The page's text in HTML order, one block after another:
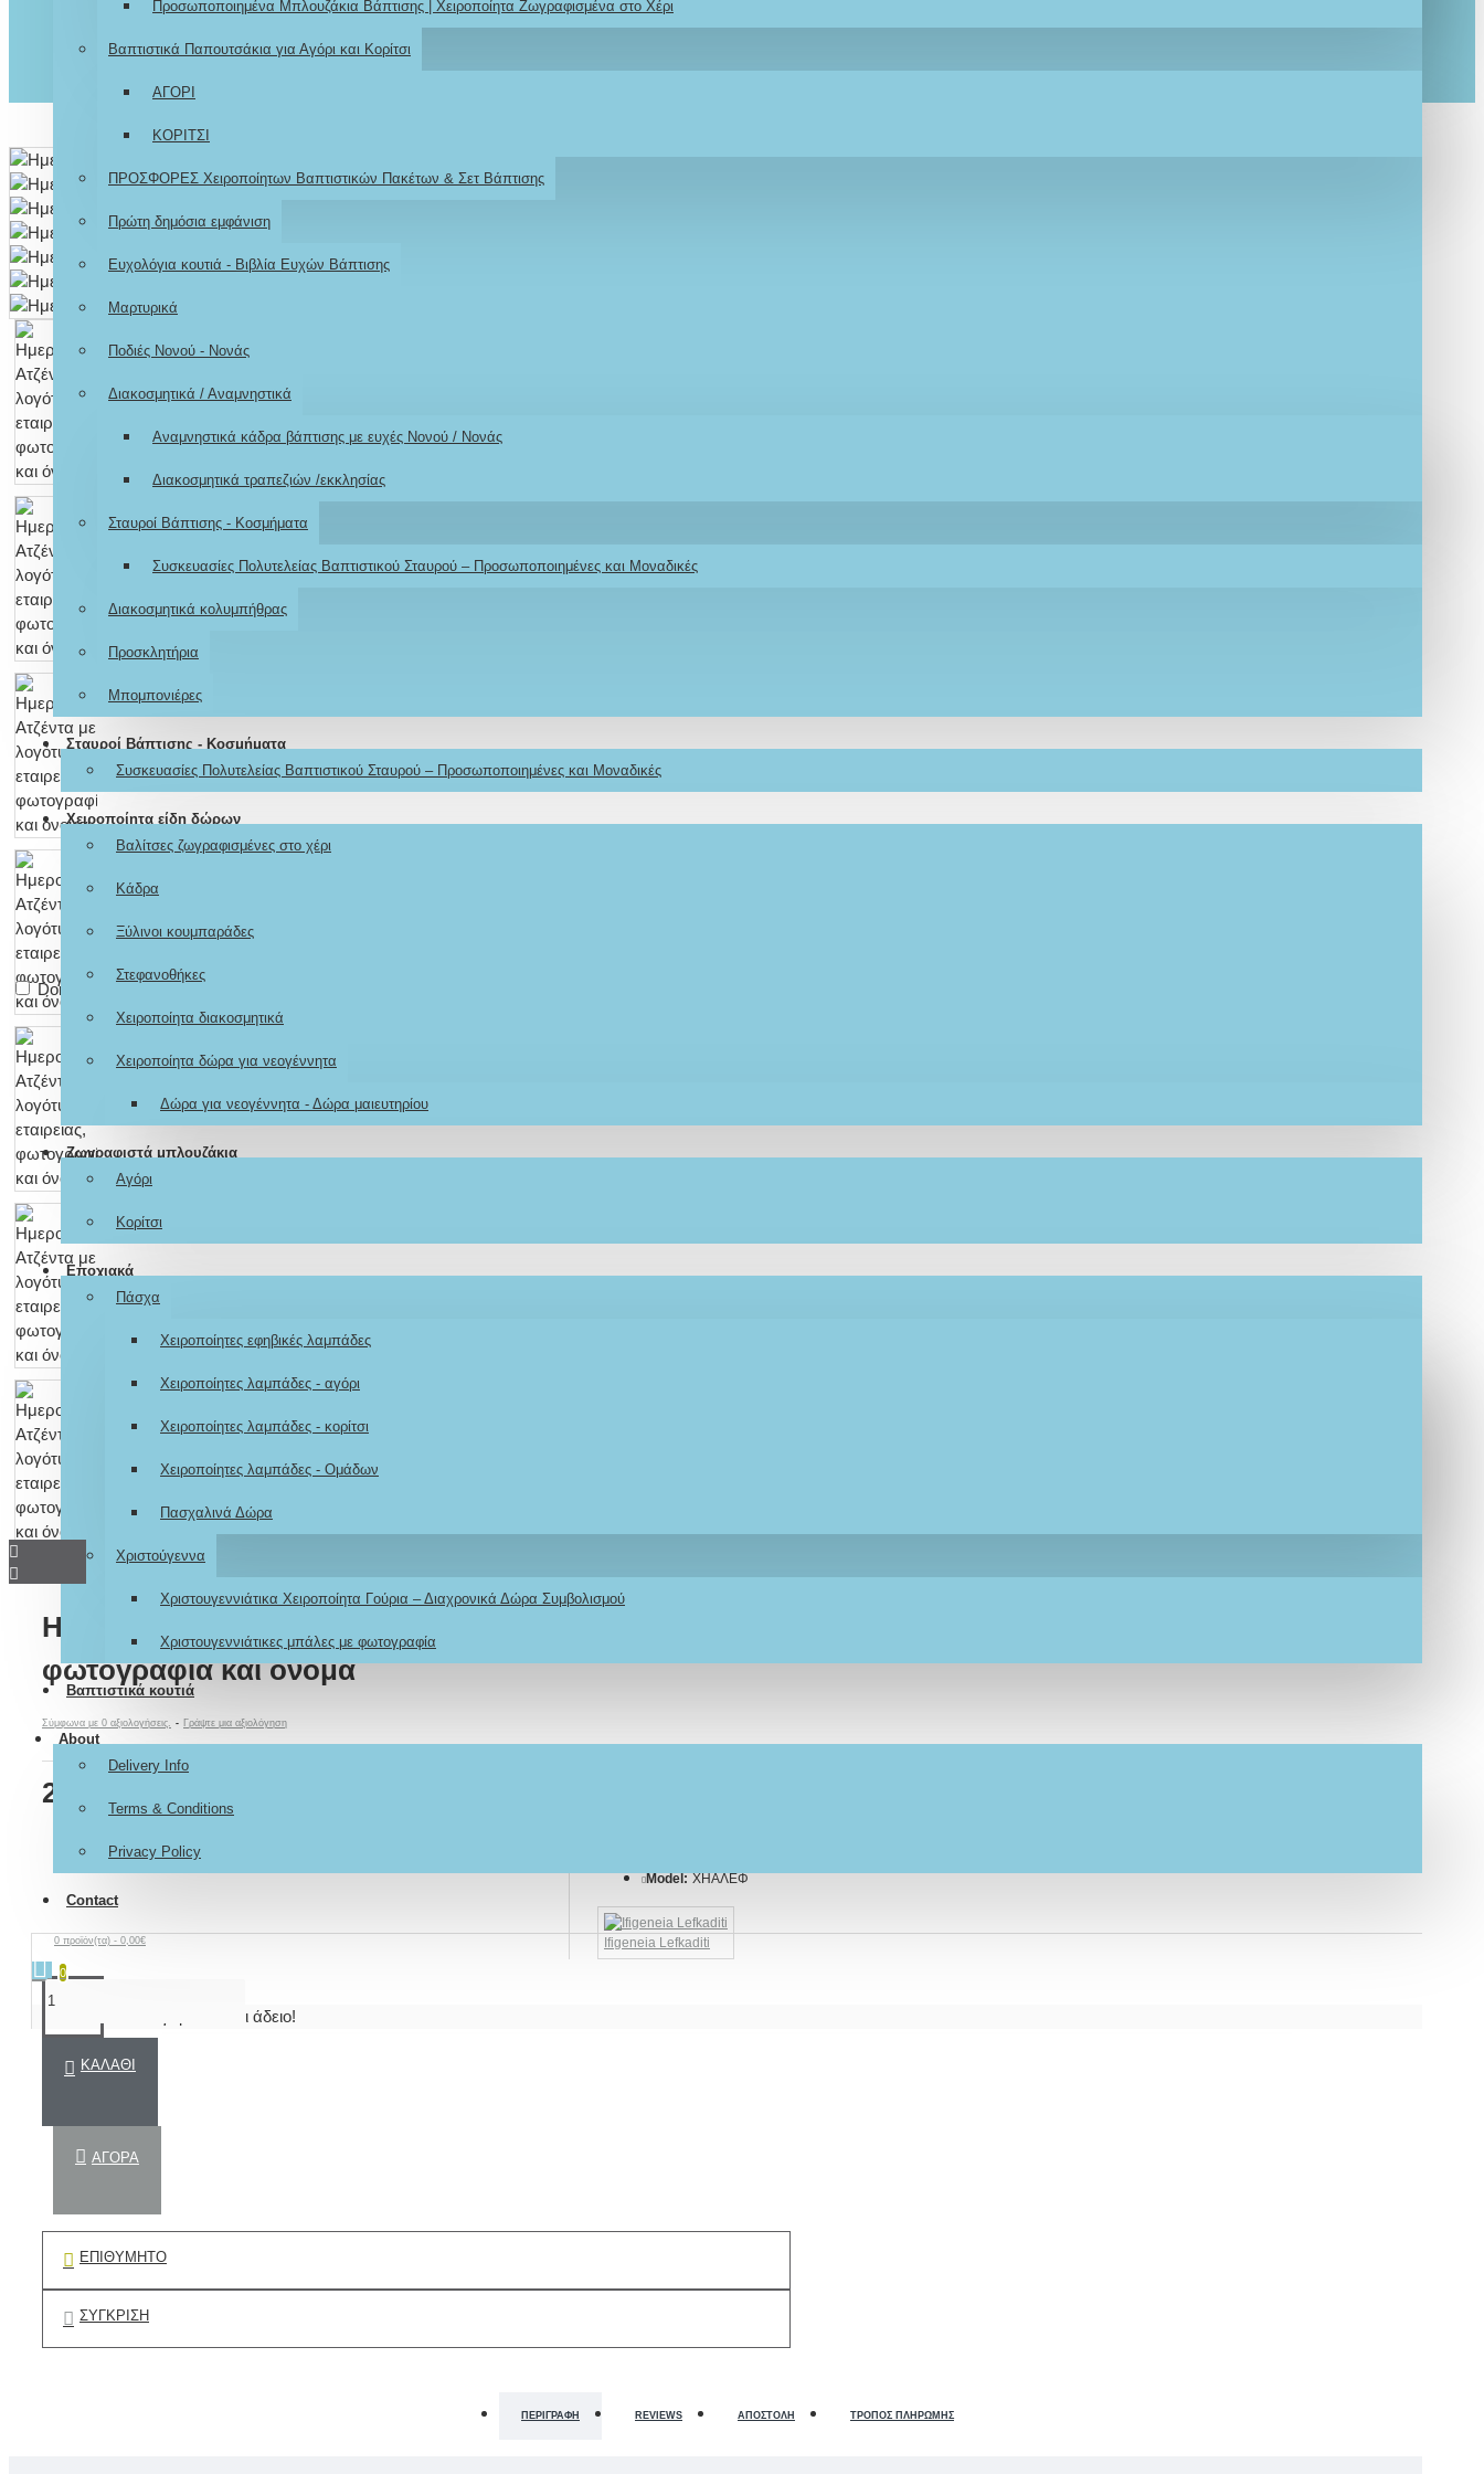
Don't show again.
Προσωποποιημένα Μπλουζάκια Βάπτισης | Χειροποίητα Ζωγραφισμένα στο Χέρι
Βαπτιστικά Παπουτσάκια για Αγόρι και Κορίτσι
ΑΓΟΡΙ
ΚΟΡΙΤΣΙ
ΠΡΟΣΦΟΡΕΣ Χειροποίητων Βαπτιστικών Πακέτων & Σετ Βάπτισης
Πρώτη δημόσια εμφάνιση
Ευχολόγια κουτιά - Βιβλία Ευχών Βάπτισης
Μαρτυρικά
Ποδιές Νονού - Νονάς
Διακοσμητικά / Αναμνηστικά
Αναμνηστικά κάδρα βάπτισης με ευχές Νονού / Νονάς
Διακοσμητικά τραπεζιών /εκκλησίας
Σταυροί Βάπτισης - Κοσμήματα
Συσκευασίες Πολυτελείας Βαπτιστικού Σταυρού – Προσωποποιημένες και Μοναδικές
Διακοσμητικά κολυμπήθρας
Προσκλητήρια
Μπομπονιέρες
Σταυροί Βάπτισης - Κοσμήματα
Συσκευασίες Πολυτελείας Βαπτιστικού Σταυρού – Προσωποποιημένες και Μοναδικές
Χειροποίητα είδη δώρων
Βαλίτσες ζωγραφισμένες στο χέρι
Κάδρα
Ξύλινοι κουμπαράδες
Στεφανοθήκες
Χειροποίητα διακοσμητικά
Χειροποίητα δώρα για νεογέννητα
Δώρα για νεογέννητα - Δώρα μαιευτηρίου
Ζωγραφιστά μπλουζάκια
Αγόρι
Κορίτσι
Εποχιακά
Πάσχα
Χειροποίητες εφηβικές λαμπάδες
Χειροποίητες λαμπάδες - αγόρι
Χειροποίητες λαμπάδες - κορίτσι
Χειροποίητες λαμπάδες - Ομάδων
Πασχαλινά Δώρα
Χριστούγεννα
Χριστουγεννιάτικα Χειροποίητα Γούρια – Διαχρονικά Δώρα Συμβολισμού
Χριστουγεννιάτικες μπάλες με φωτογραφία
Βαπτιστικά κουτιά
About
Delivery Info
Terms & Conditions
Privacy Policy
Contact
0 προϊόν(τα) - 0,00€
0
Το καλάθι αγορών είναι άδειο!
Για το προϊόν
Ημερολόγιο Ατζέντα με λογότυπο εταιρείας,
φωτογραφία και όνομα
Σύμφωνα με 0 αξιολογήσεις. - Γράψτε μια αξιολόγηση
25,00€
Model: ΧΗΑΛΕΦ
Ifigeneia Lefkaditi
ΚΑΛΆΘΙ
ΑΓΟΡΆ
ΕΠΙΘΥΜΗΤΌ
ΣΎΓΚΡΙΣΗ
ΠΕΡΙΓΡΑΦΉ REVIEWS ΑΠΟΣΤΟΛΉ ΤΡΌΠΟΣ ΠΛΗΡΩΜΉΣ